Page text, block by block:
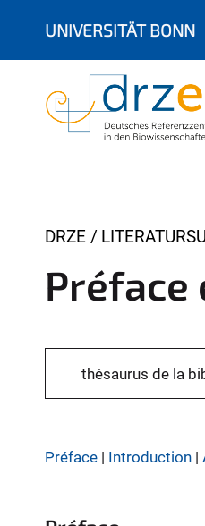
UNIVERSITÄT BONN
Y
e
e
DRZE
thésaurus de la
Préface | Introduction |